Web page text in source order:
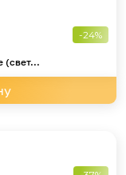
-24%
(свет...